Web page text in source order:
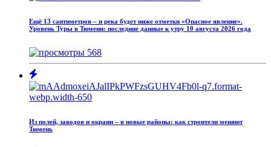
Ещё 13 сантиметров – и река будет ниже отметки «Опасное явление».
Уровень Туры в Тюмени: последние данные к утру 10 августа 2026 года
568
Из полей, заводов и окраин – в новые районы: как строители меняют
Тюмень